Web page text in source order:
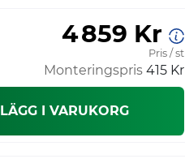
4 859 Kr
Pris / st
Monteringspris 415 Kr
LÄGG I VARUKORG